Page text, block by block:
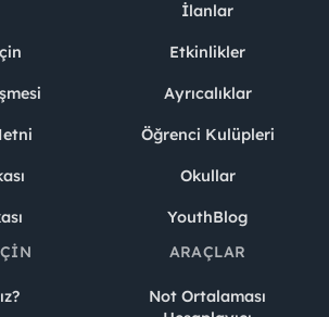
İlanlar
Etkinlikler
Ayrıcalıklar
Öğrenci Kulüpleri
Okullar
YouthBlog
ARAÇLAR
Not Ortalaması